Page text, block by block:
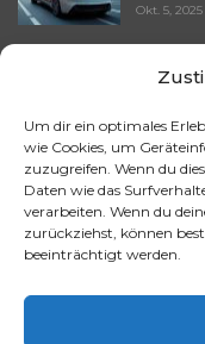
Um dir ein optimales
wie Cookies, um
zuzugreifen. Wenn du
Daten wie das
verarbeiten. Wenn du
zurückziehst, können
beeinträchtigt werden.
Okt. 5, 2025
Beliebte Artikel
Okt. 5, 2025